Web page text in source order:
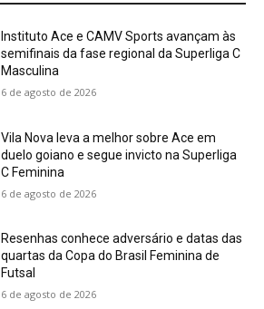
Instituto Ace e CAMV Sports avançam às
semifinais da fase regional da Superliga C
Masculina
6 de agosto de 2026
Vila Nova leva a melhor sobre Ace em
duelo goiano e segue invicto na Superliga
C Feminina
6 de agosto de 2026
Resenhas conhece adversário e datas das
quartas da Copa do Brasil Feminina de
Futsal
6 de agosto de 2026